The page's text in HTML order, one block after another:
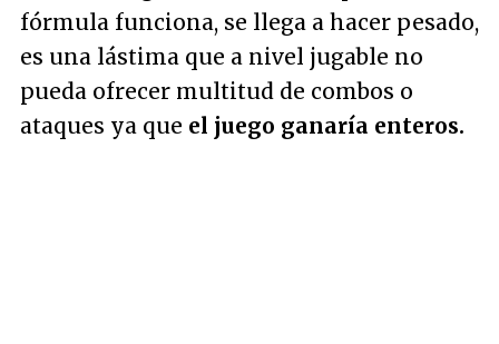
fórmula funciona, se llega a hacer pesado,
es una lástima que a nivel jugable no
pueda ofrecer multitud de combos o
ataques ya que el juego ganaría enteros.